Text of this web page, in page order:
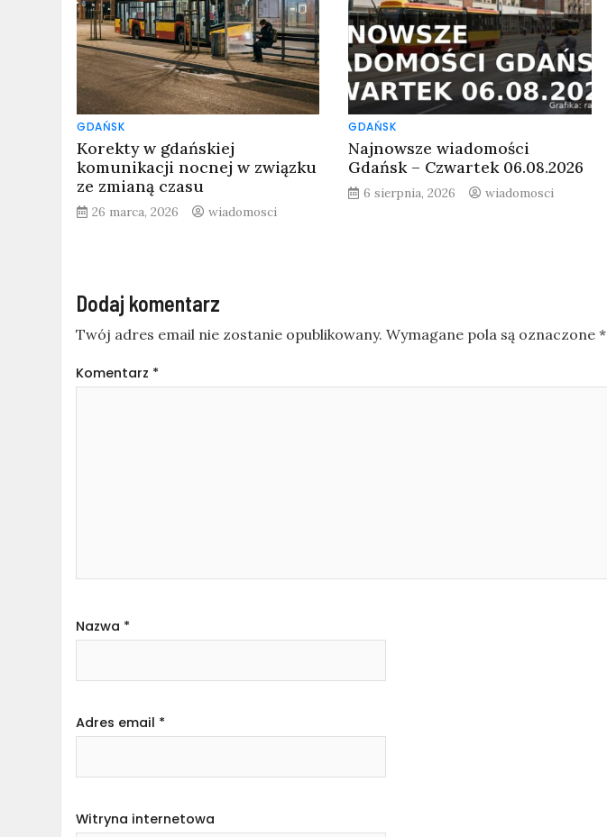
GDAŃSK
Korekty w gdańskiej
komunikacji nocnej w związku
ze zmianą czasu
26 marca, 2026 wiadomosci
GDAŃSK
Najnowsze wiadomości
Gdańsk – Czwartek 06.08.2026
6 sierpnia, 2026 wiadomosci
Dodaj komentarz
Twój adres email nie zostanie opublikowany. Wymagane pola są oznaczone*
Komentarz *
Nazwa *
Adres email *
Witryna internetowa